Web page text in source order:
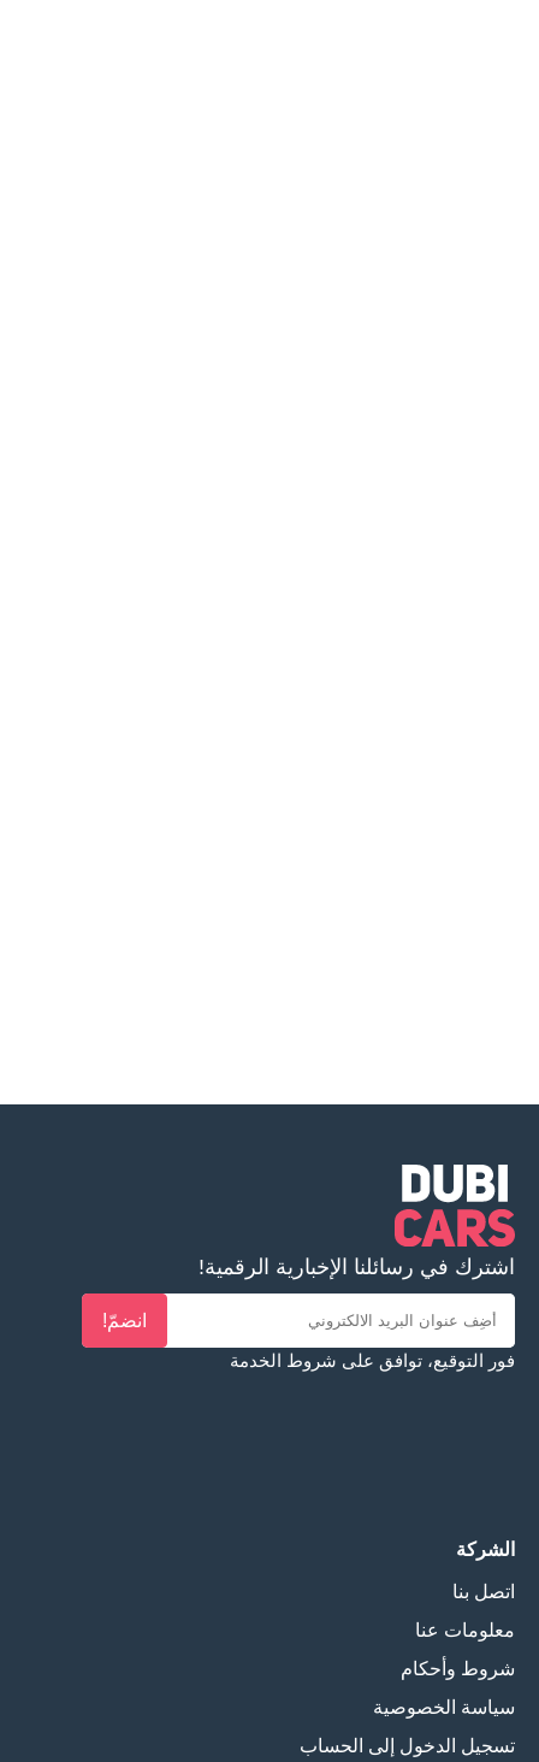
اشترك في رسائلنا الإخبارية الرقمية!
انضمّ!
فور التوقيع، توافق على شروط الخدمة
الشركة
اتصل بنا
معلومات عنا
شروط وأحكام
سياسة الخصوصية
تسجيل الدخول إلى الحساب